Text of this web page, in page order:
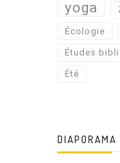
yoga
Écologie
Études
Été
DIAPORAMA